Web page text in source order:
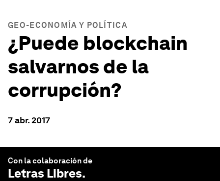
GEO-ECONOMÍA Y POLÍTICA
¿Puede blockchain
salvarnos de la
corrupción?
7 abr. 2017
Con la colaboración de
Letras Libres.